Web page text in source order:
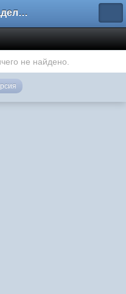
Форум владельцев интернет-магазинов
не найдено.